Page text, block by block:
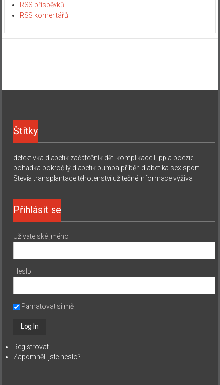
RSS příspěvků
RSS komentářů
Štítky
detektivka diabetik začátečník děti komplikace Lippia poezie
pohádka pokročilý diabetik pumpa příběh diabetika sex sport
Stevia transplantace těhotenství užitečné informace výživa
Přihlásit se
Uživatelské jméno
Heslo
Pamatovat si mě
Registrovat
Zapomněli jste heslo?